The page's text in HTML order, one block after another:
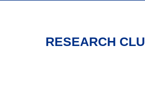
RESEARCH